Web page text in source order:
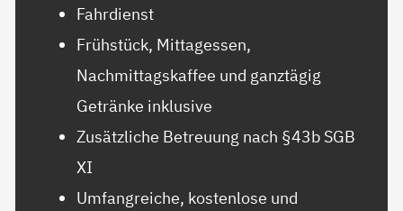
Fahrdienst
Frühstück, Mittagessen,
Nachmittagskaffee und ganztägig
Getränke inklusive
Zusätzliche Betreuung nach §43b SGB
XI
Umfangreiche, kostenlose und